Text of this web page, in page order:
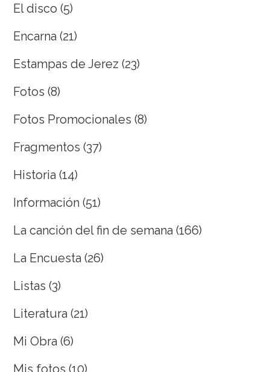
El disco (5)
Encarna (21)
Estampas de Jerez (23)
Fotos (8)
Fotos Promocionales (8)
Fragmentos (37)
Historia (14)
Información (51)
La canción del fin de semana (166)
La Encuesta (26)
Listas (3)
Literatura (21)
Mi Obra (6)
Mis fotos (10)